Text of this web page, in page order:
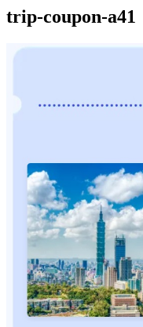
trip-coupon-a41